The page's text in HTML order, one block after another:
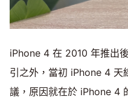
iPhone 4 在 2010 年推出
引之外，當初 iPhone 4 天
議，原因就在於 iPhone 4